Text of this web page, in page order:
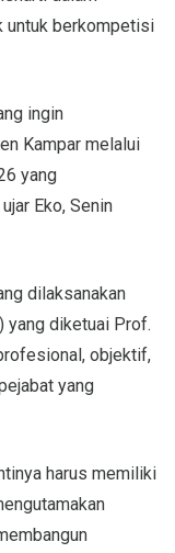
untuk berkompetisi
ingin
Kampar melalui
yang
Eko, Senin
dilaksanakan
yang diketuai Prof.
objektif,
yang
harus memiliki